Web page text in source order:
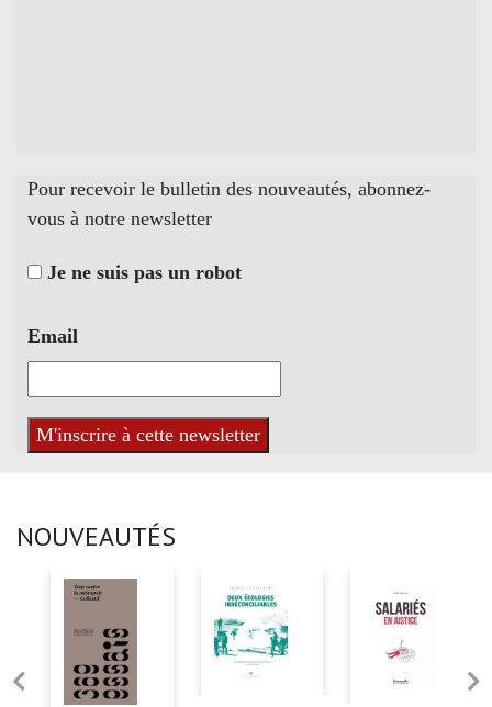
Pour recevoir le bulletin des nouveautés, abonnez-
vous à notre newsletter
Je ne suis pas un robot
Email
NOUVEAUTÉS